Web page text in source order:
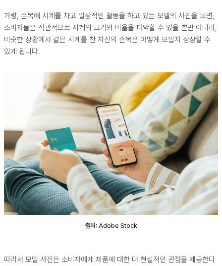
가령, 손목에 시계를 차고 일상적인 활동을 하고 있는 모델의 사진을 보면,
소비자들은 직관적으로 시계의 크기와 비율을 파악할 수 있을 뿐만 아니라,
비슷한 상황에서 같은 시계를 찬 자신의 손목은 어떻게 보일지 상상할 수
있게 됩니다.
출처: Adobe Stock
따라서 모델 사진은 소비자에게 제품에 대한 더 현실적인 관점을 제공한다